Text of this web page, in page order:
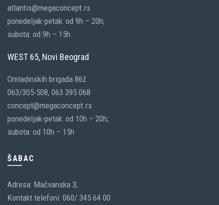
atlantis@megaconcept.rs
ponedeljak-petak: od 9h – 20h;
subota: od 9h – 15h
WEST 65, Novi Beograd
Omladinskih brigada 86ž
063/305-508, 063 395 068
concept@megaconcept.rs
ponedeljak-petak: od 10h – 20h;
subota: od 10h – 15h
ŠABAC
Adresa: Mačvanska 3;
Kontakt telefoni: 060/ 345 64 00